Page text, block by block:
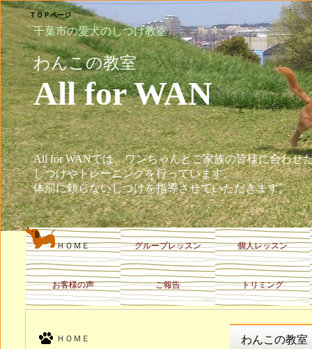
ＴＯＰページ
千葉市の愛犬のしつけ教室
わんこの教室
All for
All for WANでは、ワンちゃんとご家族の皆様に合わせ
しつけやトレーニングを行っています。
体罰に頼らないしつけを指導させていただきます。
ＨＯＭＥ グループレッスン 個人レッスン
お客様の声 ご報告 トリミング
わんこの教室
ＨＯＭＥ